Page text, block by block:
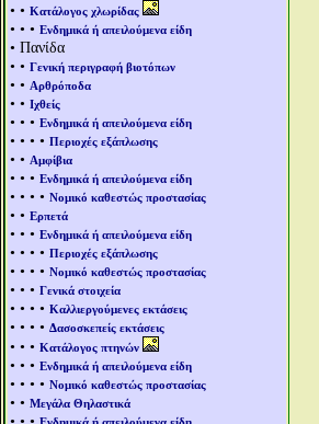
• • Κατάλογος χλωρίδας
• • • Ενδημικά ή απειλούμενα είδη
• Πανίδα
• • Γενική περιγραφή βιοτόπων
• • Αρθρόποδα
• • Ιχθείς
• • • Ενδημικά ή απειλούμενα είδη
• • • • Περιοχές εξάπλωσης
• • Αμφίβια
• • • Ενδημικά ή απειλούμενα είδη
• • • • Νομικό καθεστώς προστασίας
• • Ερπετά
• • • Ενδημικά ή απειλούμενα είδη
• • • • Περιοχές εξάπλωσης
• • • • Νομικό καθεστώς προστασίας
• • • Γενικά στοιχεία
• • • • Καλλιεργούμενες εκτάσεις
• • • • Δασοσκεπείς εκτάσεις
• • • Κατάλογος πτηνών
• • • Ενδημικά ή απειλούμενα είδη
• • • • Νομικό καθεστώς προστασίας
• • Μεγάλα Θηλαστικά